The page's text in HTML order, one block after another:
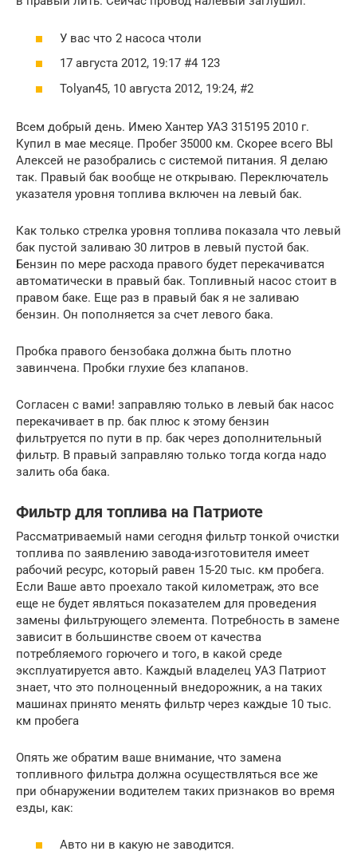
У вас что 2 насоса чтоли
17 августа 2012, 19:17 #4 123
Tolyan45, 10 августа 2012, 19:24, #2
Всем добрый день. Имею Хантер УАЗ 315195 2010 г.
Купил в мае месяце. Пробег 35000 км. Скорее всего ВЫ
Алексей не разобрались с системой питания. Я делаю
так. Правый бак вообще не открываю. Переключатель
указателя уровня топлива включен на левый бак.
Как только стрелка уровня топлива показала что левый
бак пустой заливаю 30 литров в левый пустой бак.
Бензин по мере расхода правого будет перекачиватся
автоматически в правый бак. Топливный насос стоит в
правом баке. Еще раз в правый бак я не заливаю
бензин. Он пополняется за счет левого бака.
Пробка правого бензобака должна быть плотно
завинчена. Пробки глухие без клапанов.
Согласен с вами! заправляю только в левый бак насос
перекачивает в пр. бак плюс к этому бензин
фильтруется по пути в пр. бак через дополнительный
фильтр. В правый заправляю только тогда когда надо
залить оба бака.
Фильтр для топлива на Патриоте
Рассматриваемый нами сегодня фильтр тонкой очистки
топлива по заявлению завода-изготовителя имеет
рабочий ресурс, который равен 15-20 тыс. км пробега.
Если Ваше авто проехало такой километраж, это все
еще не будет являться показателем для проведения
замены фильтрующего элемента. Потребность в замене
зависит в большинстве своем от качества
потребляемого горючего и того, в какой среде
эксплуатируется авто. Каждый владелец УАЗ Патриот
знает, что это полноценный внедорожник, а на таких
машинах принято менять фильтр через каждые 10 тыс.
км пробега
Опять же обратим ваше внимание, что замена
топливного фильтра должна осуществляться все же
при обнаружении водителем таких признаков во время
езды, как:
Авто ни в какую не заводится.